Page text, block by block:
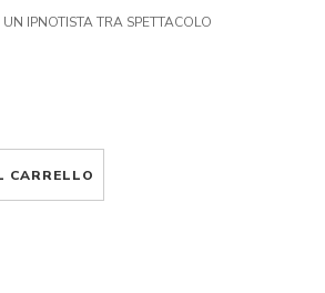
IPNOTISTA TRA SPETTACOLO
CARRELLO